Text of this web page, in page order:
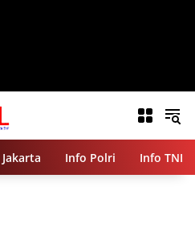
Jakarta Info Polri Info TNI